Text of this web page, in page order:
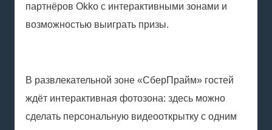
партнёров Okko с интерактивными зонами и
возможностью выиграть призы.
В развлекательной зоне «СберПрайм» гостей
ждёт интерактивная фотозона: здесь можно
сделать персональную видеооткрытку с одним